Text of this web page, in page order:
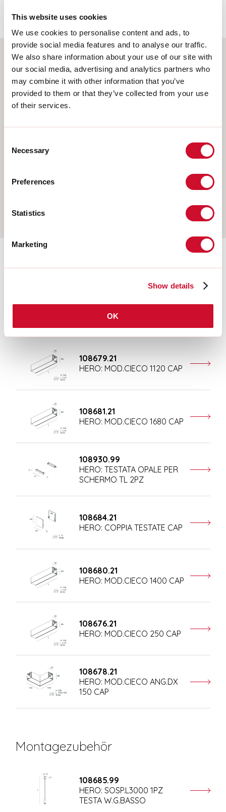
This website uses cookies
We use cookies to personalise content and ads, to
provide social media features and to analyse our traffic.
We also share information about your use of our site with
our social media, advertising and analytics partners who
may combine it with other information that you’ve
provided to them or that they’ve collected from your use
of their services.
Selection
Necessary
Preferences
Statistics
Marketing
Show details
OK
Wählen Sie Ihr Produkt
SCHIENE
Ergänzendes Zubehör
150 CAP
108679.21
HERO: MOD.CIECO 1120 CAP
108681.21
HERO: MOD.CIECO 1680 CAP
108930.99
HERO: TESTATA OPALE PER
SCHERMO TL 2PZ
108684.21
HERO: COPPIA TESTATE CAP
108680.21
HERO: MOD.CIECO 1400 CAP
108676.21
HERO: MOD.CIECO 250 CAP
108678.21
HERO: MOD.CIECO ANG.DX
150 CAP
Montagezubehör
108685.99
HERO: SOSP.L3000 1PZ
TESTA W.G.BASSO